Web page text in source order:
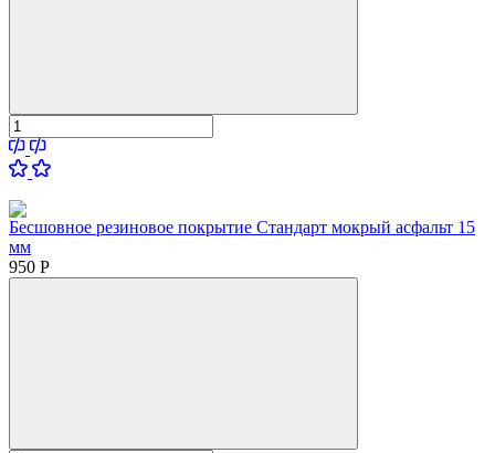
Бесшовное резиновое покрытие Стандарт мокрый асфальт 15
мм
950 Р